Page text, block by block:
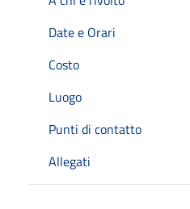
Date e Orari
Costo
Luogo
Punti di contatto
Allegati